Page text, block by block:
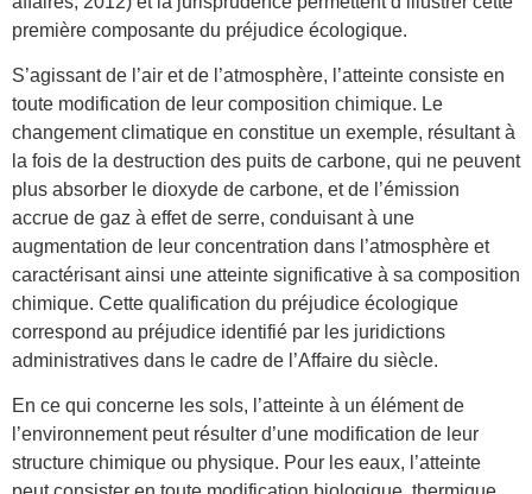
première composante du préjudice écologique.
S’agissant de l’air et de l’atmosphère, l’atteinte consiste en
toute modification de leur composition chimique. Le
changement climatique en constitue un exemple, résultant à
la fois de la destruction des puits de carbone, qui ne peuvent
plus absorber le dioxyde de carbone, et de l’émission
accrue de gaz à effet de serre, conduisant à une
augmentation de leur concentration dans l’atmosphère et
caractérisant ainsi une atteinte significative à sa composition
chimique. Cette qualification du préjudice écologique
correspond au préjudice identifié par les juridictions
administratives dans le cadre de l’Affaire du siècle.
En ce qui concerne les sols, l’atteinte à un élément de
l’environnement peut résulter d’une modification de leur
structure chimique ou physique. Pour les eaux, l’atteinte